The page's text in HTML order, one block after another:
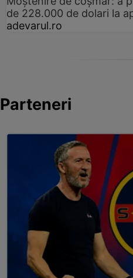
de 228.000 de dolari la
adevarul.ro
Parteneri